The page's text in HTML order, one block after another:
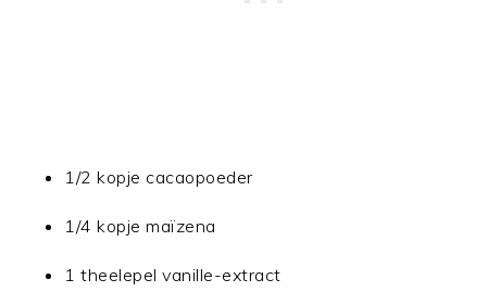
1/2 kopje cacaopoeder
1/4 kopje maïzena
1 theelepel vanille-extract